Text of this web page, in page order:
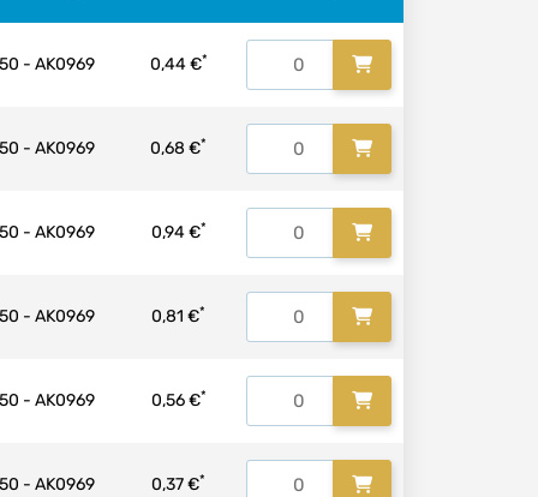
- AK0969 0,44 €*
- AK0969 0,68 €*
- AK0969 0,94 €*
- AK0969 0,81 €*
- AK0969 0,56 €*
- AK0969 0,37 €*